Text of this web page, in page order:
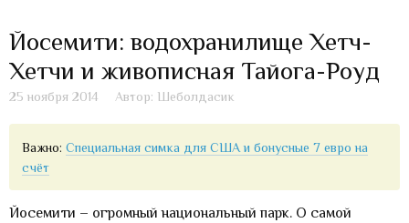
Йосемити: водохранилище Хетч-
Хетчи и живописная Тайога-Роуд
25 ноября 2014 Автор: Шеболдасик
Важно:Специальная симка для США и бонусные 7 евро на
счёт
Йосемити – огромный национальный парк. О самой